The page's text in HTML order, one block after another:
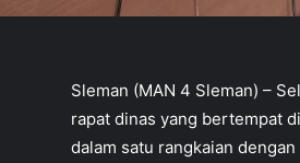
Sleman (MAN 4 Sleman) –
rapat dinas yang bertempat
dalam satu rangkaian